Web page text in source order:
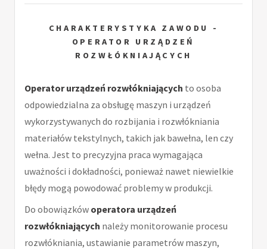
CHARAKTERYSTYKA ZAWODU -
OPERATOR URZĄDZEŃ
ROZWŁÓKNIAJĄCYCH
Operator urządzeń rozwłókniających to osoba
odpowiedzialna za obsługę maszyn i urządzeń
wykorzystywanych do rozbijania i rozwłókniania
materiałów tekstylnych, takich jak bawełna, len czy
wełna. Jest to precyzyjna praca wymagająca
uważności i dokładności, ponieważ nawet niewielkie
błędy mogą powodować problemy w produkcji.
Do obowiązków operatora urządzeń
rozwłókniających należy monitorowanie procesu
rozwłókniania, ustawianie parametrów maszyn,